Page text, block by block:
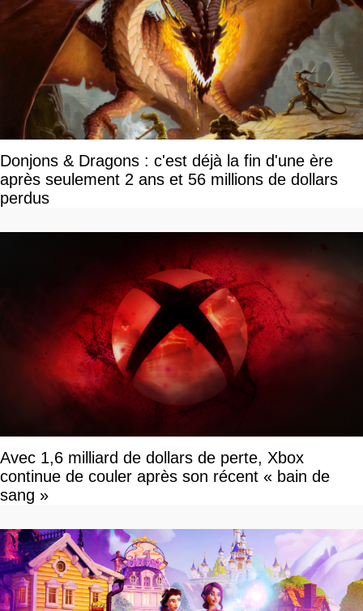
Donjons & Dragons : c'est déjà la fin d'une ère
après seulement 2 ans et 56 millions de dollars
perdus
Avec 1,6 milliard de dollars de perte, Xbox
continue de couler après son récent « bain de
sang »